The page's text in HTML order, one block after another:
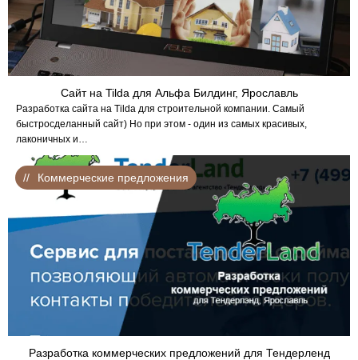
Сайт на Tilda для Альфа Билдинг, Ярославль
Разработка сайта на Tilda для строительной компании. Самый
быстросделанный сайт) Но при этом - один из самых красивых,
лаконичных и…
Разработка коммерческих предложений для Тендерленд
Коммерческие предложения